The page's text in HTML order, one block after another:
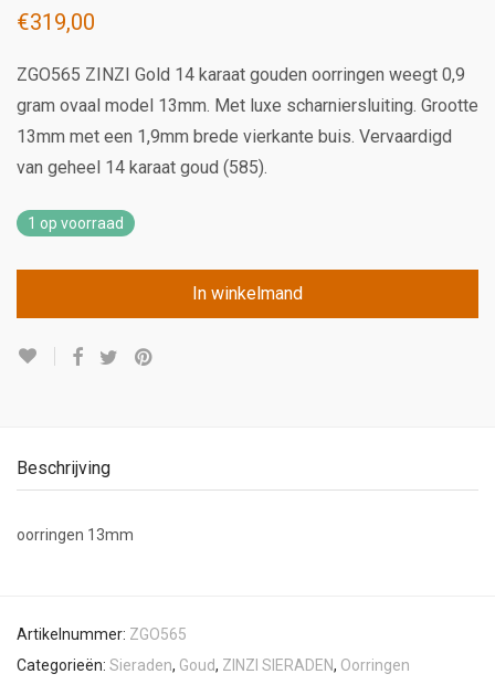
€319,00
ZGO565 ZINZI Gold 14 karaat gouden oorringen weegt 0,9
gram ovaal model 13mm. Met luxe scharniersluiting. Grootte
13mm met een 1,9mm brede vierkante buis. Vervaardigd
van geheel 14 karaat goud (585).
1 op voorraad
In winkelmand
Beschrijving
oorringen 13mm
Artikelnummer: ZGO565
Categorieën: Sieraden, Goud, ZINZI SIERADEN, Oorringen